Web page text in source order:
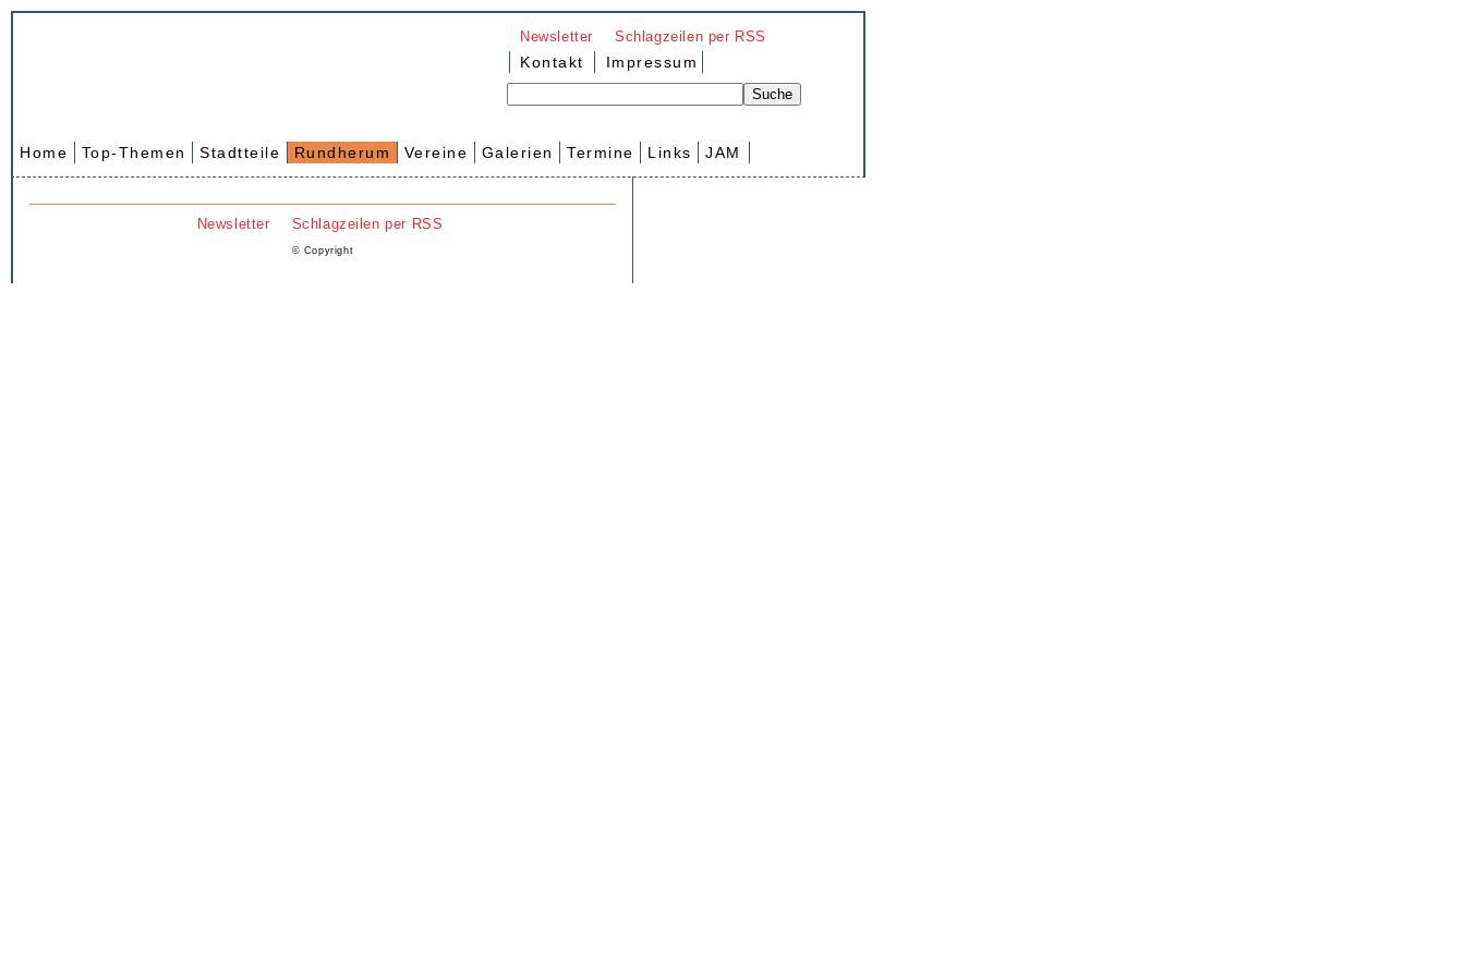
Newsletter Schlagzeilen per RSS
Kontakt Impressum
Home Top-Themen Stadtteile Rundherum Vereine Galerien Termine Links JAM
Newsletter Schlagzeilen per RSS
© Copyright